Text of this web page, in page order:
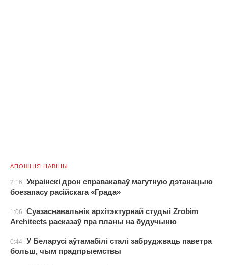
АПОШНІЯ НАВІНЫ
2:16
Украінскі дрон справакаваў магутную дэтанацыю
боезапасу расійскага «Града»
1:06
Суазаснавальнік архітэктурнай студыі Zrobim
Architects расказаў пра планы на будучыню
0:44 У Беларусі аўтамабілі сталі забруджваць паветра
больш, чым прадпрыемствы